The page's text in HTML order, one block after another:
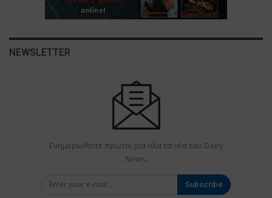
NEWSLETTER
Ενημερωθείτε πρώτοι για όλα τα νέα του Dairy
News.
Subscribe